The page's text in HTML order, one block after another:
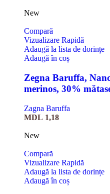
New
Compară
Vizualizare Rapidă
Adaugă la lista de dorințe
Adaugă în coș
Zegna Baruffa,
merinos, 30%
Zagna Baruffa
MDL 1,18
New
Compară
Vizualizare Rapidă
Adaugă la lista de dorințe
Adaugă în coș